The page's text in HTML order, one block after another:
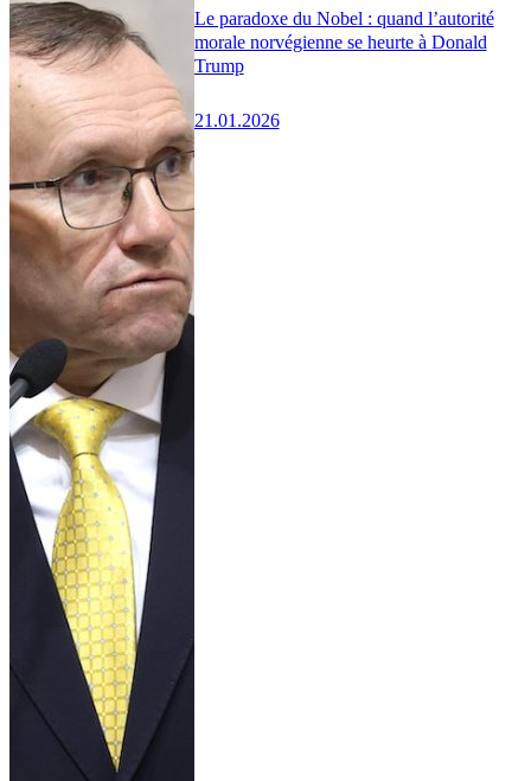
Le paradoxe du Nobel : quand l’autorité
morale norvégienne se heurte à Donald
Trump
21.01.2026